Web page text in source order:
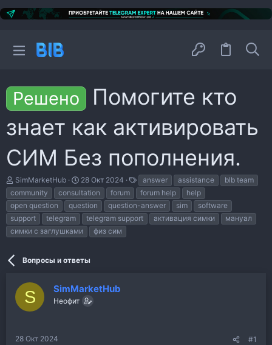
Решено
Помогите кто
знает как активировать
СИМ Без пополнения.
А
в
т
о
р
т
е
SimMarketHub
Д
а
т
а
а
ч
л
28 Окт 2024
е
г
и
answer assistance
blb team
community
consultation forum forum help
help
open question
question question-answer sim
software
support
telegram telegram support активация симки
мануал
симки с заглушками
физ сим
Вопросы и ответы
S SimMarketHub
Неофит
28 Окт 2024 #1